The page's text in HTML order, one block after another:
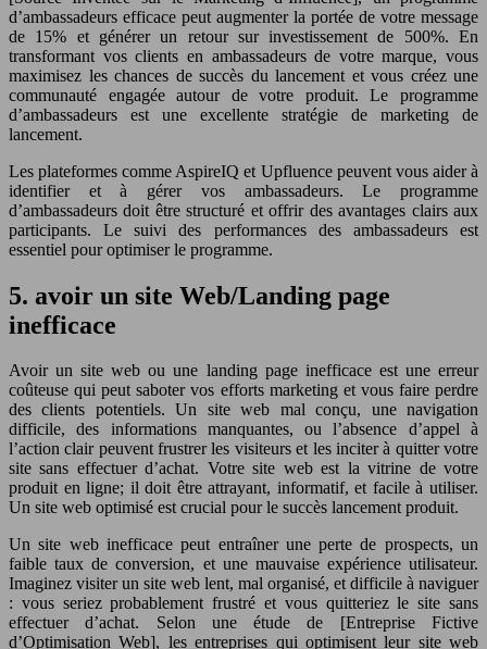
d’ambassadeurs efficace peut augmenter la portée de votre message
de 15% et générer un retour sur investissement de 500%. En
transformant vos clients en ambassadeurs de votre marque, vous
maximisez les chances de succès du lancement et vous créez une
communauté engagée autour de votre produit. Le programme
d’ambassadeurs est une excellente stratégie de marketing de
lancement.
Les plateformes comme AspireIQ et Upfluence peuvent vous aider à
identifier et à gérer vos ambassadeurs. Le programme
d’ambassadeurs doit être structuré et offrir des avantages clairs aux
participants. Le suivi des performances des ambassadeurs est
essentiel pour optimiser le programme.
5. avoir un site Web/Landing page
inefficace
Avoir un site web ou une landing page inefficace est une erreur
coûteuse qui peut saboter vos efforts marketing et vous faire perdre
des clients potentiels. Un site web mal conçu, une navigation
difficile, des informations manquantes, ou l’absence d’appel à
l’action clair peuvent frustrer les visiteurs et les inciter à quitter votre
site sans effectuer d’achat. Votre site web est la vitrine de votre
produit en ligne; il doit être attrayant, informatif, et facile à utiliser.
Un site web optimisé est crucial pour le succès lancement produit.
Un site web inefficace peut entraîner une perte de prospects, un
faible taux de conversion, et une mauvaise expérience utilisateur.
Imaginez visiter un site web lent, mal organisé, et difficile à naviguer
: vous seriez probablement frustré et vous quitteriez le site sans
effectuer d’achat. Selon une étude de [Entreprise Fictive
d’Optimisation Web], les entreprises qui optimisent leur site web